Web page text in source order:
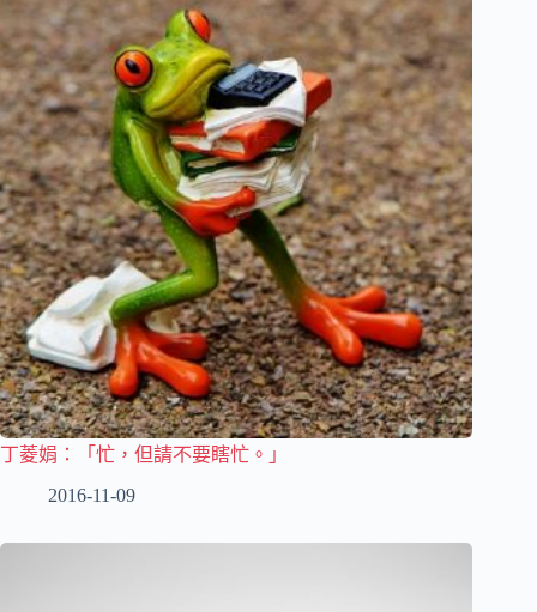
丁菱娟：「忙，但請不要瞎忙。」
2016-11-09